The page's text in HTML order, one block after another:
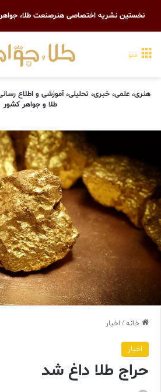
نخستین نشریه اختصاصی هنرصنعت طلا،
منو
هنری، علمی، خبری، تحلیلی، آموزشی و اطلاع
طلا و جواهر کشور
خانه/ اخبار
اخبار
حراج طلا داغ شد